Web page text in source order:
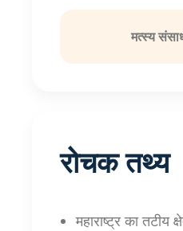
मत्स्य
रोचक तथ्य
महाराष्ट्र का